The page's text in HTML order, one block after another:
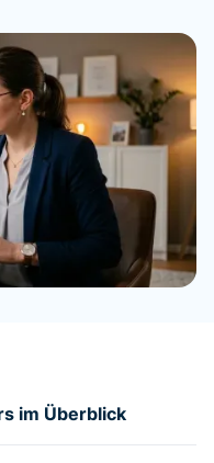
im Überblick